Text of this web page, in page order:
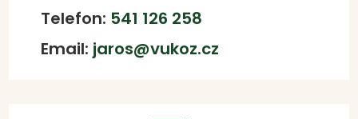
Telefon: 541 126 258
Email: jaros@vukoz.cz